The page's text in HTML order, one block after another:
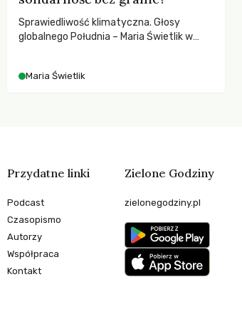
Sprawiedliwość klimatyczna. Głosy
globalnego Południa – Maria Świetlik w
Maria Świetlik
Przydatne linki
Podcast
Czasopismo
Autorzy
Współpraca
Kontakt
Zielone Godziny
zielonegodziny.pl